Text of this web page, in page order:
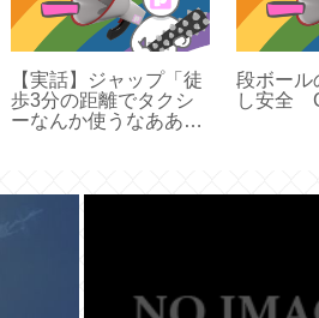
【実話】ジャップ「徒
歩3分の距離でタクシ
ーなんか使うなあああ
段ボー
し安全